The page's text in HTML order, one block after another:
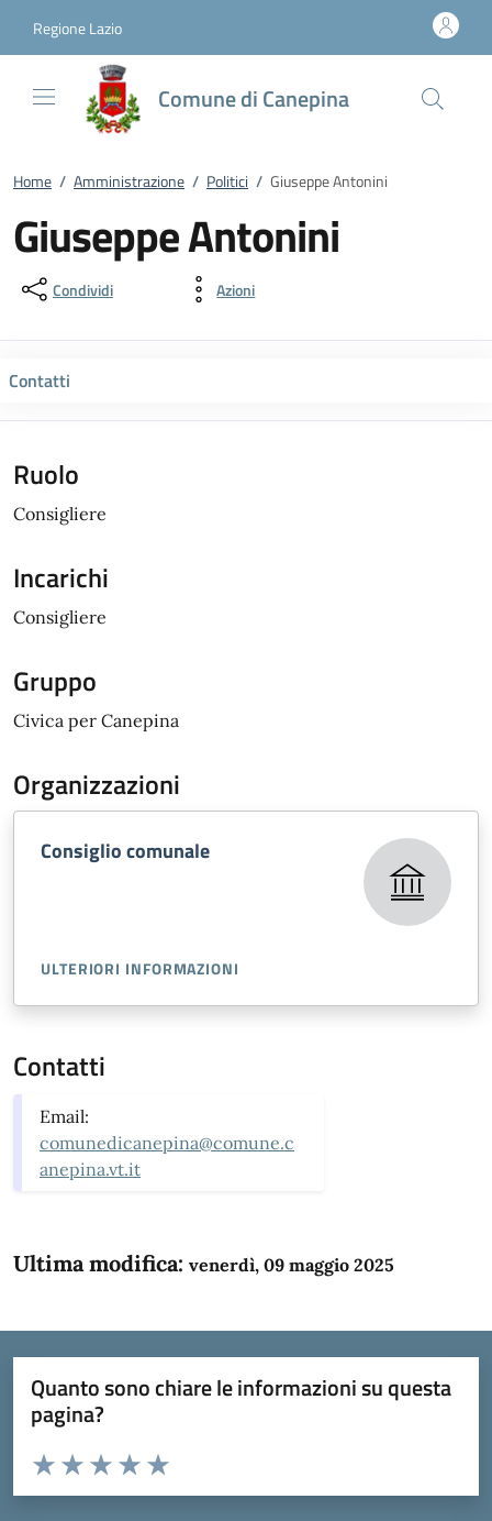
Regione Lazio
Comune di Canepina
Home / Amministrazione / Politici / Giuseppe Antonini
Giuseppe Antonini
Condividi Azioni
Contatti
Ruolo
Consigliere
Incarichi
Consigliere
Gruppo
Civica per Canepina
Organizzazioni
Consiglio comunale
ULTERIORI INFORMAZIONI
Contatti
Email:
comunedicanepina@comune.c
anepina.vt.it
Ultima modifica: venerdì, 09 maggio 2025
Quanto sono chiare le informazioni su questa
pagina?
Domanda
Valuta da 1 a 5 stelle la pagina
Valuta 5 stelle su 5
Valuta 4 stelle su 5
Valuta 3 stelle su 5
Valuta 2 stelle su 5
Valuta 1 stelle su 5